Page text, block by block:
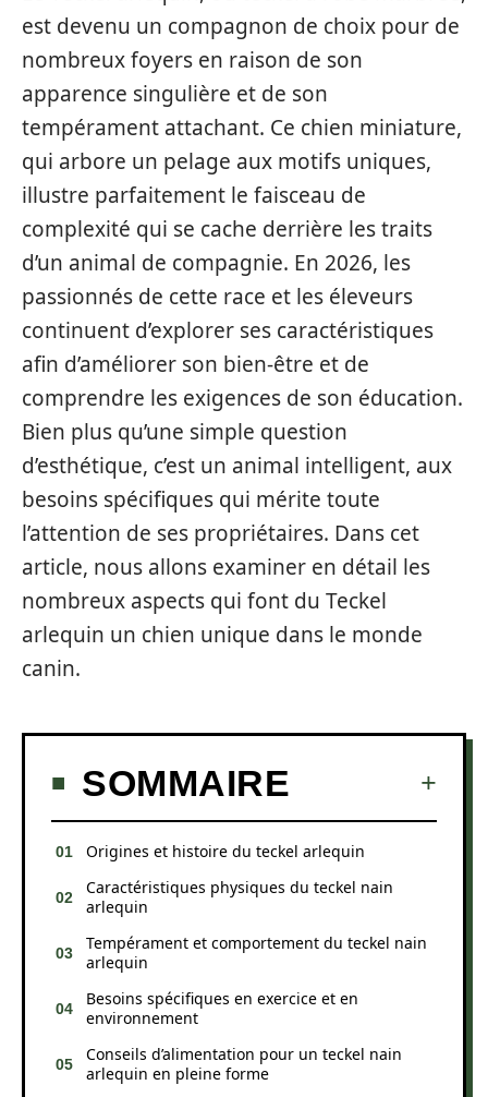
est devenu un compagnon de choix pour de
nombreux foyers en raison de son
apparence singulière et de son
tempérament attachant. Ce chien miniature,
qui arbore un pelage aux motifs uniques,
illustre parfaitement le faisceau de
complexité qui se cache derrière les traits
d’un animal de compagnie. En 2026, les
passionnés de cette race et les éleveurs
continuent d’explorer ses caractéristiques
afin d’améliorer son bien-être et de
comprendre les exigences de son éducation.
Bien plus qu’une simple question
d’esthétique, c’est un animal intelligent, aux
besoins spécifiques qui mérite toute
l’attention de ses propriétaires. Dans cet
article, nous allons examiner en détail les
nombreux aspects qui font du Teckel
arlequin un chien unique dans le monde
canin.
SOMMAIRE
Origines et histoire du teckel arlequin
Caractéristiques physiques du teckel nain
arlequin
Tempérament et comportement du teckel nain
arlequin
Besoins spécifiques en exercice et en
environnement
Conseils d’alimentation pour un teckel nain
arlequin en pleine forme